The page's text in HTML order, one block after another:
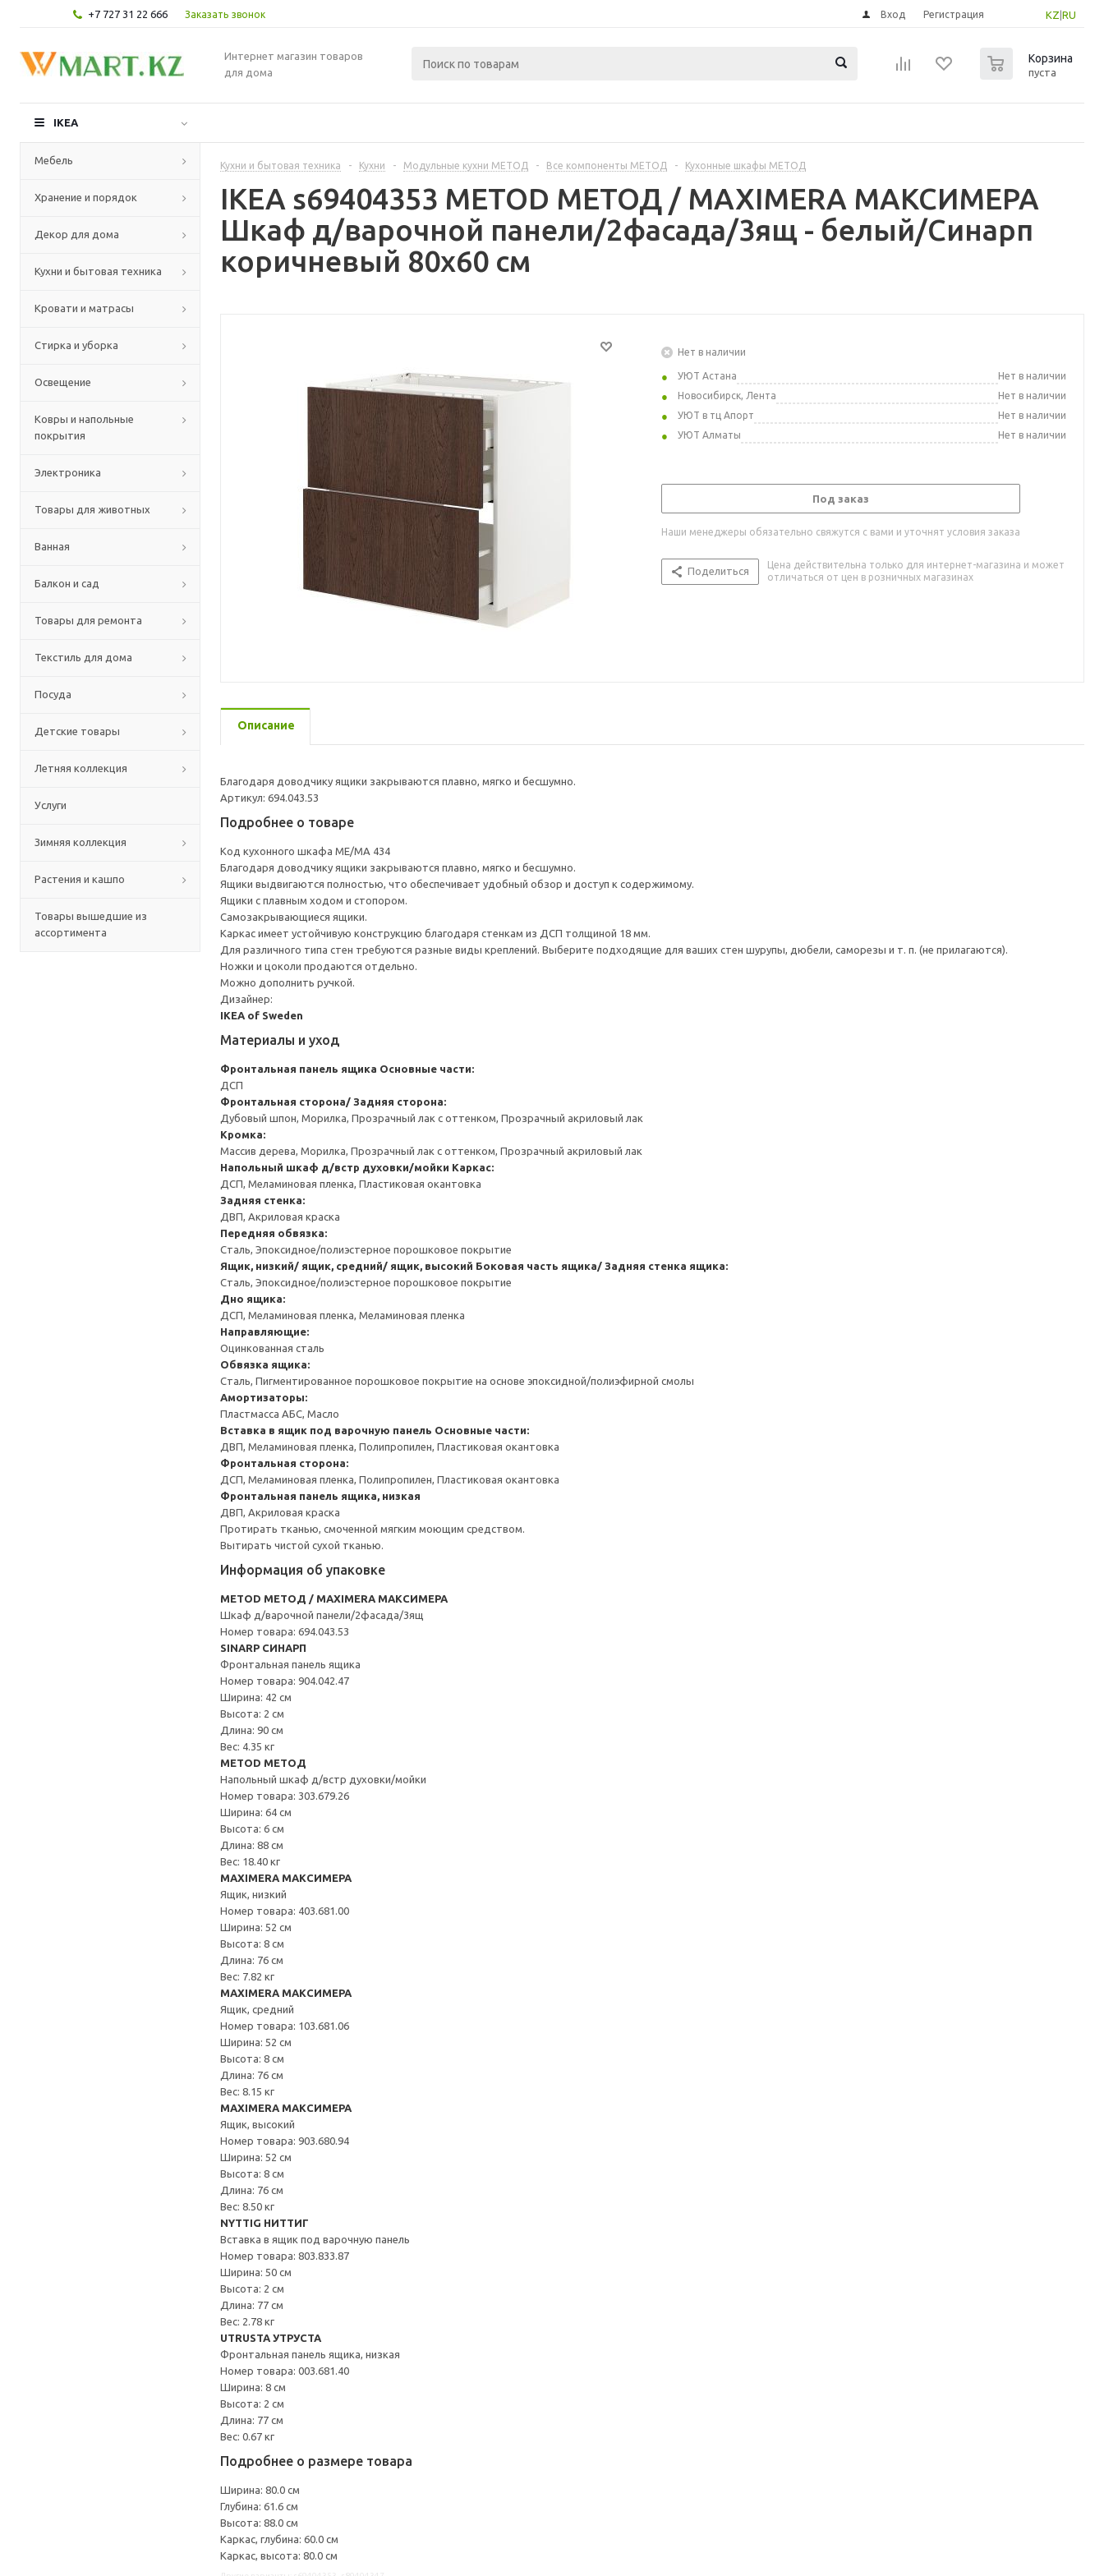
+7 727 31 22 666 Заказать звонок KZ RU
Вход Регистрация
Интернет магазин товаров
для дома
Корзина
пуста
IKEA
Мебель
Хранение и порядок
Декор для дома
Кухни и бытовая техника
Кровати и матрасы
Стирка и уборка
Освещение
Ковры и напольные
покрытия
Электроника
Товары для животных
Ванная
Балкон и сад
Товары для ремонта
Текстиль для дома
Посуда
Детские товары
Летняя коллекция
Услуги
Зимняя коллекция
Растения и кашпо
Товары вышедшие из
ассортимента
Кухни и бытовая техника - Кухни - Модульные кухни МЕТОД - Все компоненты МЕТОД - Кухонные шкафы МЕТОД
IKEA s69404353 METOD МЕТОД / MAXIMERA МАКСИМЕРА
Шкаф д/варочной панели/2фасада/3ящ - белый/Синарп
коричневый 80x60 см
Нет в наличии
УЮТ Астана
Нет в наличии
Новосибирск, Лента
Нет в наличии
УЮТ в тц Апорт
Нет в наличии
УЮТ Алматы
Нет в наличии
Под заказ
Наши менеджеры обязательно свяжутся с вами и уточнят условия заказа
Поделиться
Цена действительна только для интернет-магазина и может
отличаться от цен в розничных магазинах
Описание
Благодаря доводчику ящики закрываются плавно, мягко и бесшумно.
Артикул: 694.043.53
Подробнее о товаре
Код кухонного шкафа ME/MA 434
Благодаря доводчику ящики закрываются плавно, мягко и бесшумно.
Ящики выдвигаются полностью, что обеспечивает удобный обзор и доступ к содержимому.
Ящики с плавным ходом и стопором.
Самозакрывающиеся ящики.
Каркас имеет устойчивую конструкцию благодаря стенкам из ДСП толщиной 18 мм.
Для различного типа стен требуются разные виды креплений. Выберите подходящие для ваших стен шурупы, дюбели, саморезы и т. п. (не прилагаются).
Ножки и цоколи продаются отдельно.
Можно дополнить ручкой.
Дизайнер:
IKEA of Sweden
Материалы и уход
Фронтальная панель ящика Основные части:
ДСП
Фронтальная сторона/ Задняя сторона:
Дубовый шпон, Морилка, Прозрачный лак с оттенком, Прозрачный акриловый лак
Кромка:
Массив дерева, Морилка, Прозрачный лак с оттенком, Прозрачный акриловый лак
Напольный шкаф д/встр духовки/мойки Каркас:
ДСП, Меламиновая пленка, Пластиковая окантовка
Задняя стенка:
ДВП, Акриловая краска
Передняя обвязка:
Сталь, Эпоксидное/полиэстерное порошковое покрытие
Ящик, низкий/ ящик, средний/ ящик, высокий Боковая часть ящика/ Задняя стенка ящика:
Сталь, Эпоксидное/полиэстерное порошковое покрытие
Дно ящика:
ДСП, Меламиновая пленка, Меламиновая пленка
Направляющие:
Оцинкованная сталь
Обвязка ящика:
Сталь, Пигментированное порошковое покрытие на основе эпоксидной/полиэфирной смолы
Амортизаторы:
Пластмасса АБС, Масло
Вставка в ящик под варочную панель Основные части:
ДВП, Меламиновая пленка, Полипропилен, Пластиковая окантовка
Фронтальная сторона:
ДСП, Меламиновая пленка, Полипропилен, Пластиковая окантовка
Фронтальная панель ящика, низкая
ДВП, Акриловая краска
Протирать тканью, смоченной мягким моющим средством.
Вытирать чистой сухой тканью.
Информация об упаковке
METOD МЕТОД / MAXIMERA МАКСИМЕРА
Шкаф д/варочной панели/2фасада/3ящ
Номер товара: 694.043.53
SINARP СИНАРП
Фронтальная панель ящика
Номер товара: 904.042.47
Ширина: 42 см
Высота: 2 см
Длина: 90 см
Вес: 4.35 кг
METOD МЕТОД
Напольный шкаф д/встр духовки/мойки
Номер товара: 303.679.26
Ширина: 64 см
Высота: 6 см
Длина: 88 см
Вес: 18.40 кг
MAXIMERA МАКСИМЕРА
Ящик, низкий
Номер товара: 403.681.00
Ширина: 52 см
Высота: 8 см
Длина: 76 см
Вес: 7.82 кг
MAXIMERA МАКСИМЕРА
Ящик, средний
Номер товара: 103.681.06
Ширина: 52 см
Высота: 8 см
Длина: 76 см
Вес: 8.15 кг
MAXIMERA МАКСИМЕРА
Ящик, высокий
Номер товара: 903.680.94
Ширина: 52 см
Высота: 8 см
Длина: 76 см
Вес: 8.50 кг
NYTTIG НИТТИГ
Вставка в ящик под варочную панель
Номер товара: 803.833.87
Ширина: 50 см
Высота: 2 см
Длина: 77 см
Вес: 2.78 кг
UTRUSTA УТРУСТА
Фронтальная панель ящика, низкая
Номер товара: 003.681.40
Ширина: 8 см
Высота: 2 см
Длина: 77 см
Вес: 0.67 кг
Подробнее о размере товара
Ширина: 80.0 см
Глубина: 61.6 см
Высота: 88.0 см
Каркас, глубина: 60.0 см
Каркас, высота: 80.0 см